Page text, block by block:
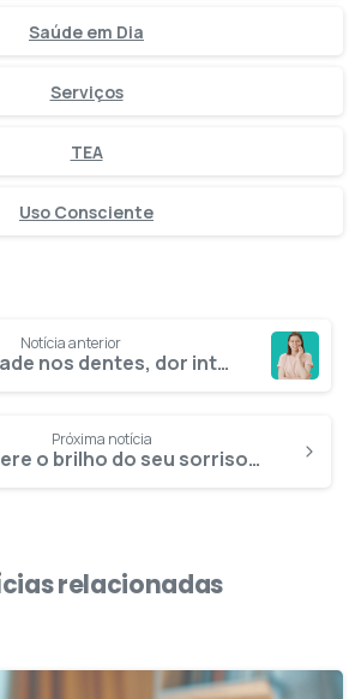
Saúde em Dia
Serviços
TEA
Uso Consciente
Notícia anterior
Sensibilidade nos dentes, dor intensa e outros sintomas que você não deve ignorar
Próxima notícia
Recupere o brilho do seu sorriso: saiba como clarear dentes após o canal
relacionadas